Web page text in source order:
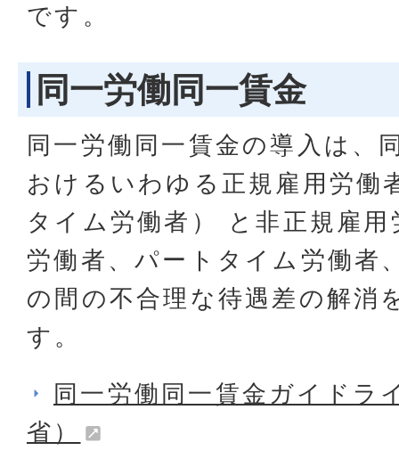
です。
同一労働同一賃金
同一労働同一賃金の導入は、
おけるいわゆる正規雇用労働
タイム労働者） と非正規雇
労働者、パートタイム労働者
の間の不合理な待遇差の解消
す。
同一労働同一賃金ガイドラ
省）